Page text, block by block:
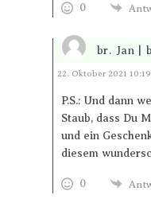
0
br. Jan |
Antworten
22. Oktober 2021
P.S.: Und dann
Staub, dass Du
und ein
diesem
0